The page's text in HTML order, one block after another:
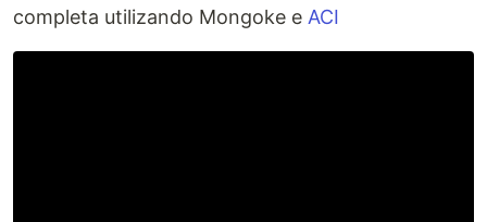
completa utilizando Mongoke e ACI